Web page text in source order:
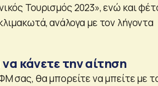
Τουρισμός 2023», ενώ και
ανάλογα με τον λήγοντα
κάνετε την αίτηση
σας, θα μπορείτε να μπείτε με